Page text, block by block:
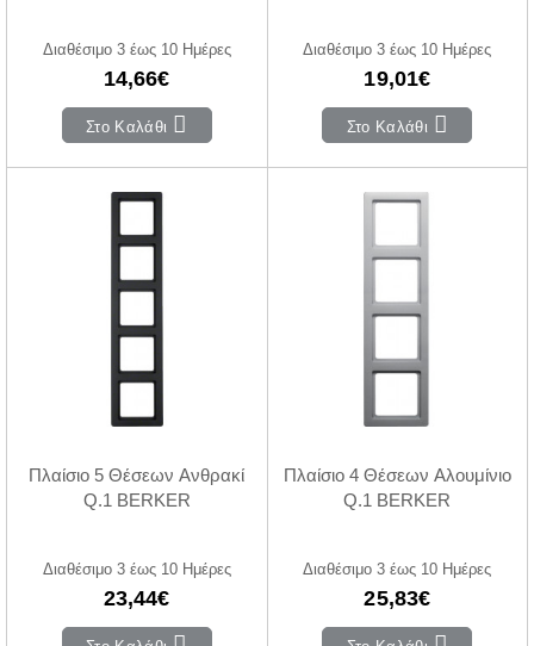
Διαθέσιμο 3 έως 10 Ημέρες
14,66€
Στο Καλάθι
Διαθέσιμο 3 έως 10 Ημέρες
19,01€
Στο Καλάθι
Πλαίσιο 5 Θέσεων Ανθρακί
Q.1 BERKER
Διαθέσιμο 3 έως 10 Ημέρες
23,44€
Πλαίσιο 4 Θέσεων Αλουμίνιο
Q.1 BERKER
Διαθέσιμο 3 έως 10 Ημέρες
25,83€